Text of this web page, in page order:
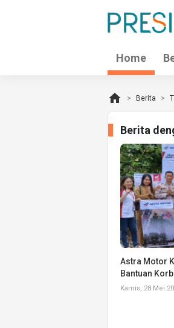
Home
home Berita
Berita
Astra Motor
Bantuan
Kamis, 28 Mei